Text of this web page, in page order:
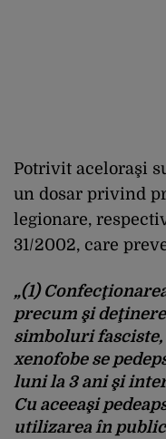
Potrivit aceloraşi
un dosar privind
legionare,
31/2002, care
„(1)
precum şi
simboluri fasciste,
xenofobe se
luni la 3 ani şi
Cu aceeaşi
utilizarea în